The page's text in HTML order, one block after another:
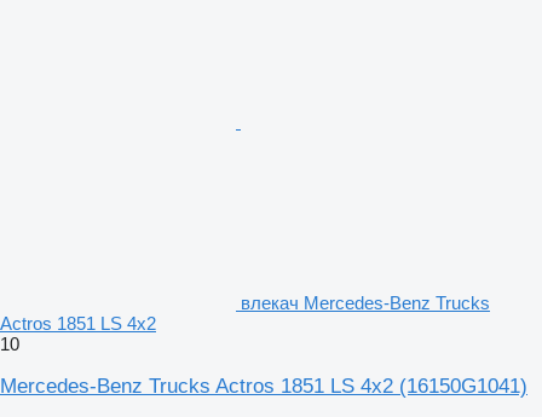
влекач Mercedes-Benz Trucks
Actros 1851 LS 4x2
10
Mercedes-Benz Trucks Actros 1851 LS 4x2 (16150G1041)